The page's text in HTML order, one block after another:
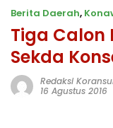
Berita Daerah,
Tiga Calon
Sekda
Redaksi
16 Agustus 2016